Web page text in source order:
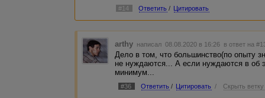
#14 Ответить / Цитировать
arthy написал 08.08.2020 в 16:26 в ответ на
Дело в том, что большинство(по опыту
не нуждаются... А если нуждаются в об
минимум...
#36 Ответить / Цитировать / Скрыть ветку